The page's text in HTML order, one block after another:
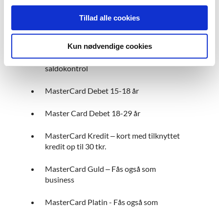
Tillad alle cookies
Kun nødvendige cookies
Vi tilbyder også mere
MasterCard Debet – kort med
saldokontrol
MasterCard Debet 15-18 år
Master Card Debet 18-29 år
MasterCard Kredit – kort med tilknyttet
kredit op til 30 tkr.
MasterCard Guld – Fås også som
business
MasterCard Platin - Fås også som